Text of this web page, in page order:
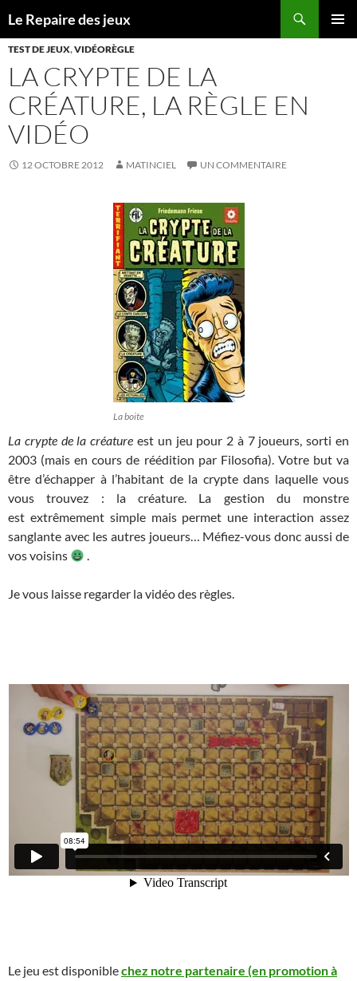
Le Repaire des jeux
AU
CONTENU
TEST DE JEUX,VIDÉORÈGLE
LA CRYPTE DE LA
CRÉATURE, LA RÈGLE EN
VIDÉO
12 OCTOBRE 2012 MATINCIEL UN COMMENTAIRE
La boite
La crypte de la créature est un jeu pour 2 à 7 joueurs, sorti en
2003 (mais en cours de réédition par Filosofia). Votre but va
être d’échapper à l’habitant de la crypte dans laquelle vous
vous trouvez : la créature. La gestion du monstre
est extrêmement simple mais permet une interaction assez
sanglante avec les autres joueurs… Méfiez-vous donc aussi de
vos voisins
.
Je vous laisse regarder la vidéo des règles.
Le jeu est disponiblechez notre partenaire (en promotion à